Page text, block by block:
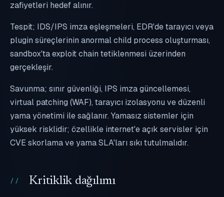
zafiyetleri hedef alınır.
Tespit; IDS/IPS imza eşleşmeleri, EDR'de tarayıcı veya
plugin süreçlerinin anormal child process oluşturması,
sandbox'ta exploit chain tetiklenmesi üzerinden
gerçekleşir.
Savunma; sınır güvenliği, IPS imza güncellemesi,
virtual patching (WAF), tarayıcı izolasyonu ve düzenli
yama yönetimi ile sağlanır. Yamasız sistemler için
yüksek risklidir; özellikle internet'e açık servisler için
CVE skorlama ve yama SLA'ları sıkı tutulmalıdır.
Kritiklik dağılımı